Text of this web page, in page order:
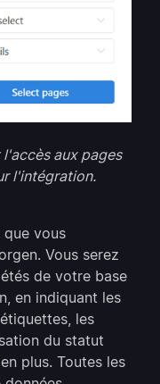
aux pages
l'intégration.
que vous
Vous serez
de votre base
en indiquant les
les
du statut
plus. Toutes les